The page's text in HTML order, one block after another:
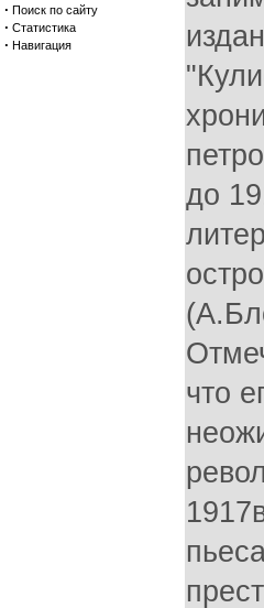
· Поиск по сайту
· Статистика
· Навигация